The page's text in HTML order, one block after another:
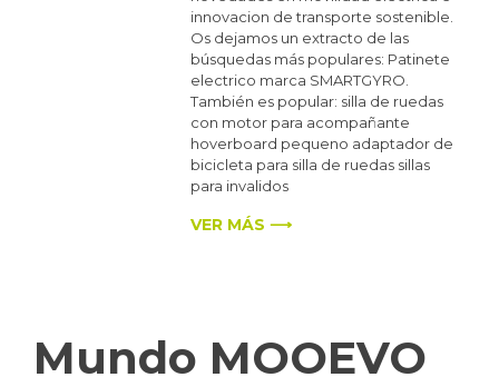
innovacion de transporte sostenible.
Os dejamos un extracto de las
búsquedas más populares: Patinete
electrico marca SMARTGYRO.
También es popular: silla de ruedas
con motor para acompañante
hoverboard pequeno adaptador de
bicicleta para silla de ruedas sillas
para invalidos
VER MÁS ⟶
Mundo MOOEVO